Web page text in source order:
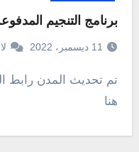
برنامج التنجيم
11 ديسمبر، 2022
تم تحديث المدن رابط
هنا